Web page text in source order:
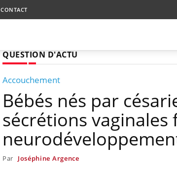
CONTACT
QUESTION D'ACTU
Accouchement
Bébés nés par
sécrétions vaginales
Par Joséphine Argence